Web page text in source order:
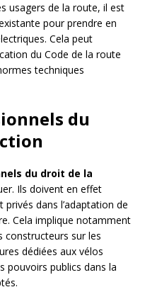
usagers de la route, il est
pour prendre en
Cela peut
du Code de la route
techniques
du
du droit de la
Ils doivent en effet
dans l’adaptation de
Cela implique notamment
constructeurs sur les
dédiées aux vélos
pouvoirs publics dans la